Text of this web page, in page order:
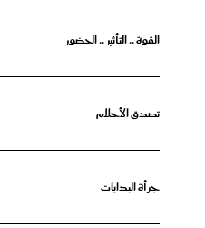
القوة .. التأثير .. الحضور
تصدق الأحلام
جرأة البدايات